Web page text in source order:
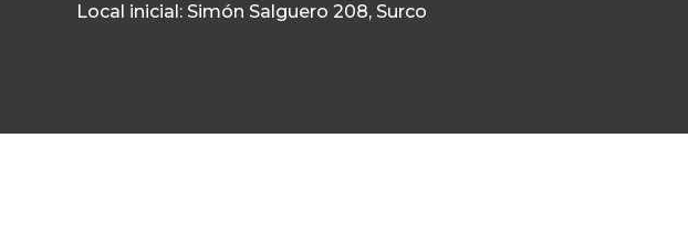
Local inicial: Simón Salguero 208, Surco